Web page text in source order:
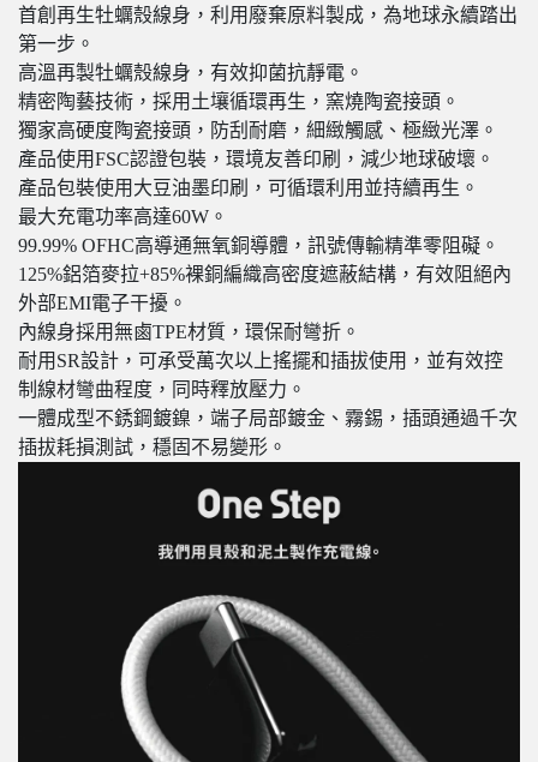
首創再生牡蠣殼線身，利用廢棄原料製成，為地球永續踏出
第一步。
高溫再製牡蠣殼線身，有效抑菌抗靜電。
精密陶藝技術，採用土壤循環再生，窯燒陶瓷接頭。
獨家高硬度陶瓷接頭，防刮耐磨，細緻觸感、極緻光澤。
產品使用FSC認證包裝，環境友善印刷，減少地球破壞。
產品包裝使用大豆油墨印刷，可循環利用並持續再生。
最大充電功率高達60W。
99.99% OFHC高導通無氧銅導體，訊號傳輸精準零阻礙。
125%鋁箔麥拉+85%裸銅編織高密度遮蔽結構，有效阻絕內
外部EMI電子干擾。
內線身採用無鹵TPE材質，環保耐彎折。
耐用SR設計，可承受萬次以上搖擺和插拔使用，並有效控
制線材彎曲程度，同時釋放壓力。
一體成型不銹鋼鍍鎳，端子局部鍍金、霧錫，插頭通過千次
插拔耗損測試，穩固不易變形。